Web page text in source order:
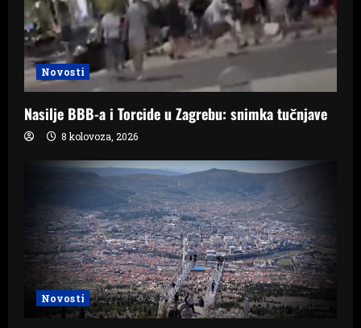
Novosti
Nasilje BBB-a i Torcide u Zagrebu: snimka tučnjave
8 kolovoza, 2026
Novosti